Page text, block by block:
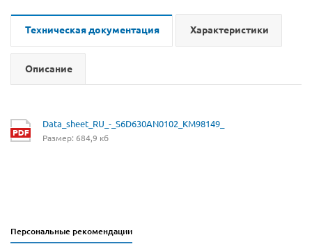
Техническая документация Характеристики
Описание
Data_sheet_RU_-_S6D630AN0102_KM98149_
Размер: 684,9 кб
Персональные рекомендации